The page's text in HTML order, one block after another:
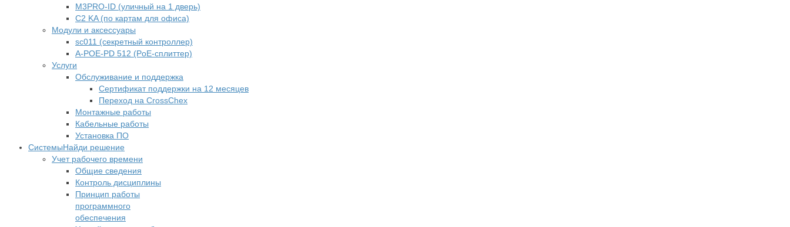
M3PRO-ID (уличный на 1 дверь)
C2 KA (по картам для офиса)
Модули и аксессуары
sc011 (секретный контроллер)
A-POE-PD 512 (PoE-сплиттер)
Услуги
Обслуживание и поддержка
Сертификат поддержки на 12 месяцев
Переход на CrossChex
Монтажные работы
Кабельные работы
Установка ПО
СистемыНайди решение
Учет рабочего времени
Общие сведения
Контроль дисциплины
Принцип работы
программного
обеспечения